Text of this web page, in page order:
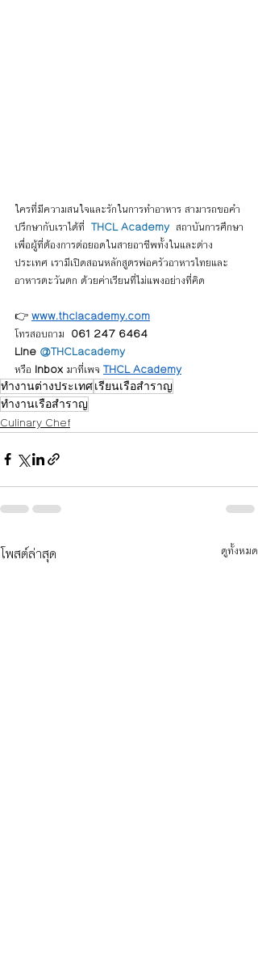
ใครที่มีความสนใจและรักในการทำอาหาร สามารถขอคำ
ปรึกษากับเราได้ที่ THCL Academy
  สถาบันการศึกษา
เพื่อผู้ที่ต้องการต่อยอดในสายอาชีพทั้งในและต่าง
ประเทศ เรามีเปิดสอนหลักสูตรพ่อครัวอาหารไทยและ
อาหารตะวันตก ด้วยค่าเรียนที่ไม่แพงอย่างที่คิด
👉 www.thclacademy.com
โทรสอบถาม 061 247 6464
Line @THCLacademy
หรือ Inbox มาที่เพจ THCL Academy
ทำงานต่างประเทศเรียนเรือสำราญ
ทำงานเรือสำราญ
Culinary Chef
โพสต์ล่าสุด ดูทั้งหมด